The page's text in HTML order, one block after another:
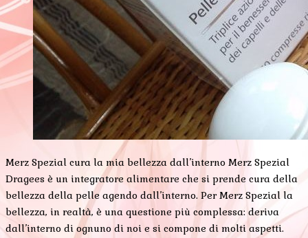
Merz Spezial cura la mia bellezza dall’interno Merz Spezial
Dragees è un integratore alimentare che si prende cura della
bellezza della pelle agendo dall’interno. Per Merz Spezial la
bellezza, in realtà, è una questione più complessa: deriva
dall’interno di ognuno di noi e si compone di molti aspetti.